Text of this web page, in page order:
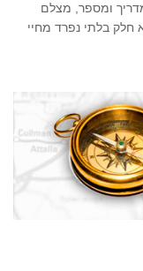
ומספר, מצלם
חלק בלתי נפרד מחיי